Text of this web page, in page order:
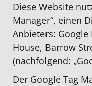
Diese Website
Manager“, einen
Anbieters:
House, Barrow
(nachfolgend:
Der Google Tag